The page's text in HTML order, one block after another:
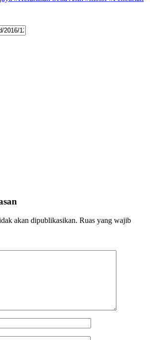
akan dipublikasikan. Ruas yang wajib